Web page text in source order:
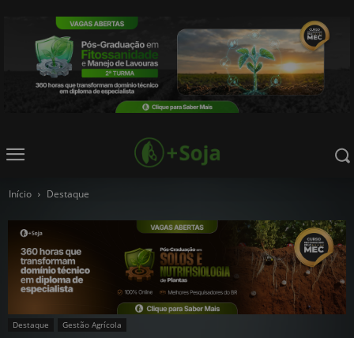
Início Destaque
Destaque Gestão Agrícola